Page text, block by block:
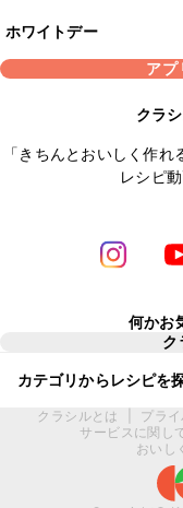
ホワイトデー
アプ
クラ
「きちんとおいしく作
レシピ
何かお
ク
カテゴリからレシピを
クラシルとは プラ
サービスに関し
おいし